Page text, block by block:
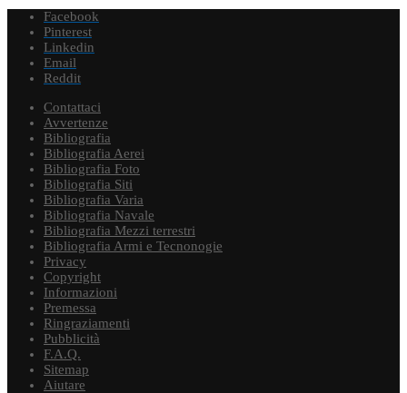
Facebook
Pinterest
Linkedin
Email
Reddit
Contattaci
Avvertenze
Bibliografia
Bibliografia Aerei
Bibliografia Foto
Bibliografia Siti
Bibliografia Varia
Bibliografia Navale
Bibliografia Mezzi terrestri
Bibliografia Armi e Tecnonogie
Privacy
Copyright
Informazioni
Premessa
Ringraziamenti
Pubblicità
F.A.Q.
Sitemap
Aiutare